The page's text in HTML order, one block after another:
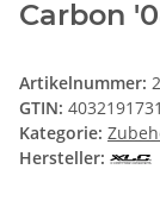
Carbon
Artikelnummer:
GTIN:
Kategorie:
Hersteller: